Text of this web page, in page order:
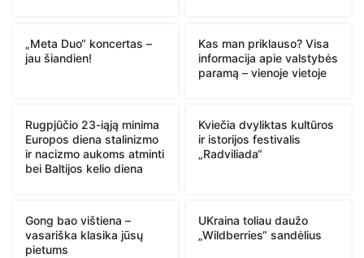
„Meta Duo“ koncertas –
jau šiandien!
Kas man priklauso? Visa
informacija apie valstybės
paramą – vienoje vietoje
Rugpjūčio 23-iąją minima
Europos diena stalinizmo
ir nacizmo aukoms atminti
bei Baltijos kelio diena
Kviečia dvyliktas kultūros
ir istorijos festivalis
„Radviliada“
Gong bao vištiena –
vasariška klasika jūsų
pietums
UKraina toliau daužo
„Wildberries“ sandėlius